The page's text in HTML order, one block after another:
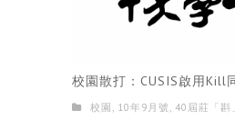
校園散打：CUSIS啟用Kill
校園 , 10年9月號 , 40屆莊「斟